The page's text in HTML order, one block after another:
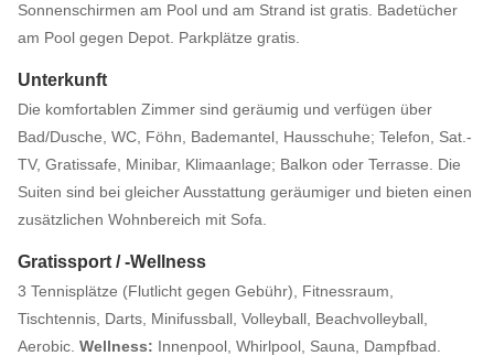
Sonnenschirmen am Pool und am Strand ist gratis. Badetücher
am Pool gegen Depot. Parkplätze gratis.
Unterkunft
Die komfortablen Zimmer sind geräumig und verfügen über
Bad/Dusche, WC, Föhn, Bademantel, Hausschuhe; Telefon, Sat.-
TV, Gratissafe, Minibar, Klimaanlage; Balkon oder Terrasse. Die
Suiten sind bei gleicher Ausstattung geräumiger und bieten einen
zusätzlichen Wohnbereich mit Sofa.
Gratissport / -Wellness
3 Tennisplätze (Flutlicht gegen Gebühr), Fitnessraum,
Tischtennis, Darts, Minifussball, Volleyball, Beachvolleyball,
Aerobic. Wellness: Innenpool, Whirlpool, Sauna, Dampfbad.